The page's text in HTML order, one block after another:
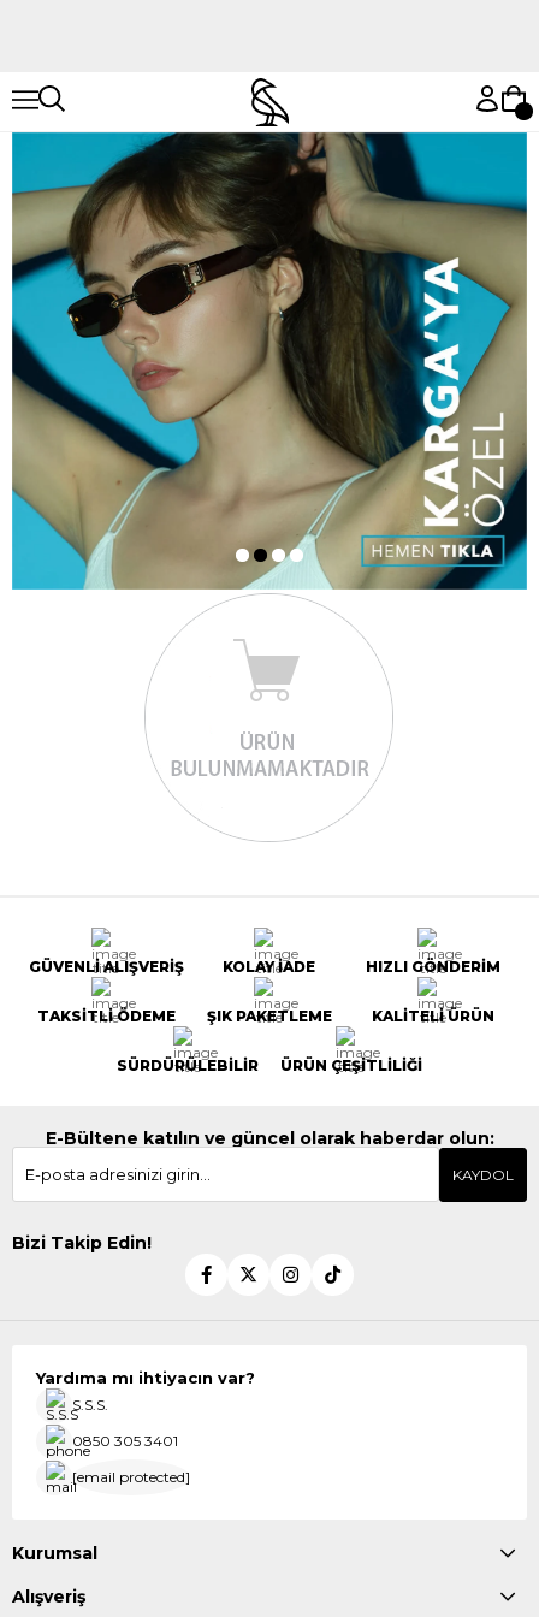
GÜVENLİ ALIŞVERİŞ KOLAY İADE HIZLI GÖNDERİM
TAKSİTLİ ÖDEME ŞIK PAKETLEME KALİTELİ ÜRÜN
SÜRDÜRÜLEBİLİR ÜRÜN ÇEŞİTLİLİĞİ
E-Bültene katılın ve güncel olarak haberdar olun:
KAYDOL
Bizi Takip Edin!
Yardıma mı ihtiyacın var?
S.S.S.
0850 305 3401
[email protected]
Kurumsal
Alışveriş